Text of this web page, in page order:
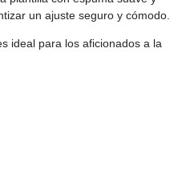
un ajuste seguro y cómodo.
ideal para los aficionados a la